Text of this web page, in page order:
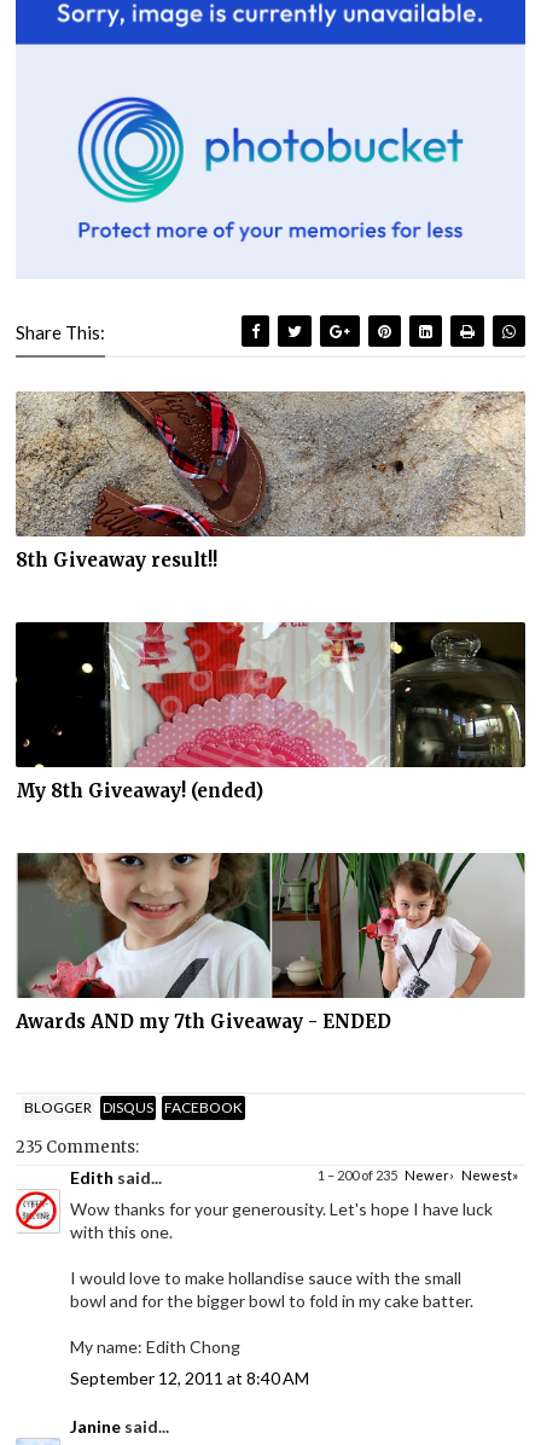
Share This:
8th Giveaway result!!
My 8th Giveaway! (ended)
Awards AND my 7th Giveaway - ENDED
BLOGGER DISQUS FACEBOOK
235 Comments:
1 – 200 of 235 Newer› Newest»
Edith said...
Wow thanks for your generousity. Let's hope I have luck
with this one.
I would love to make hollandise sauce with the small
bowl and for the bigger bowl to fold in my cake batter.
My name: Edith Chong
September 12, 2011 at 8:40 AM
Janine said...